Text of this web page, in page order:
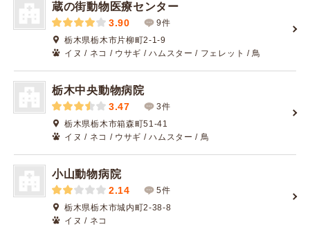
蔵の街動物医療センター
3.90
9件
栃木県栃木市片柳町2-1-9
イヌ / ネコ / ウサギ / ハムスター / フェレット / 鳥
栃木中央動物病院
3.47
3件
栃木県栃木市箱森町51-41
イヌ / ネコ / ウサギ / ハムスター / 鳥
小山動物病院
2.14
5件
栃木県栃木市城内町2-38-8
イヌ / ネコ